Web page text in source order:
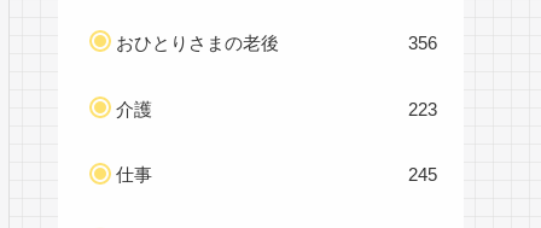
おひとりさまの老後 356
介護 223
仕事 245